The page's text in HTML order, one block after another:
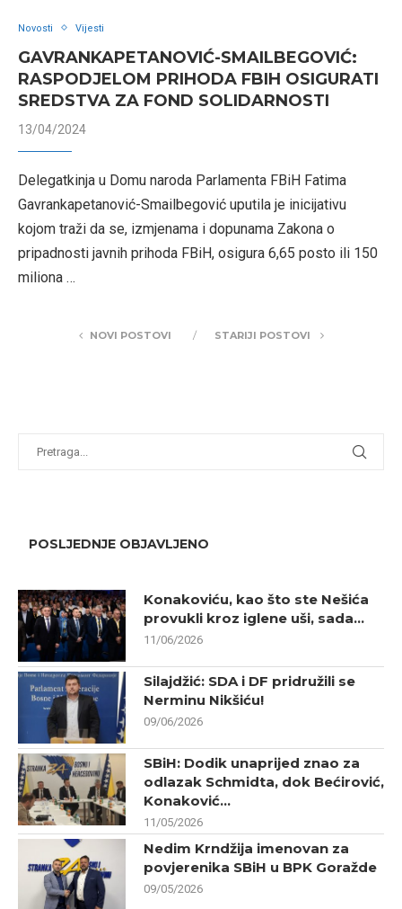
Novosti Vijesti
GAVRANKAPETANOVIĆ-SMAILBEGOVIĆ:
RASPODJELOM PRIHODA FBIH OSIGURATI
SREDSTVA ZA FOND SOLIDARNOSTI
13/04/2024
Delegatkinja u Domu naroda Parlamenta FBiH Fatima
Gavrankapetanović-Smailbegović uputila je inicijativu
kojom traži da se, izmjenama i dopunama Zakona o
pripadnosti javnih prihoda FBiH, osigura 6,65 posto ili 150
miliona …
NOVI POSTOVI STARIJI POSTOVI
POSLJEDNJE OBJAVLJENO
Konakoviću, kao što ste Nešića
provukli kroz iglene uši, sada...
11/06/2026
Silajdžić: SDA i DF pridružili se
Nerminu Nikšiću!
09/06/2026
SBiH: Dodik unaprijed znao za
odlazak Schmidta, dok Bećirović,
Konaković...
11/05/2026
Nedim Krndžija imenovan za
povjerenika SBiH u BPK Goražde
09/05/2026